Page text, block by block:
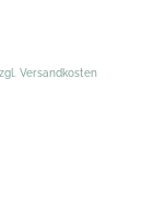
Versandkosten